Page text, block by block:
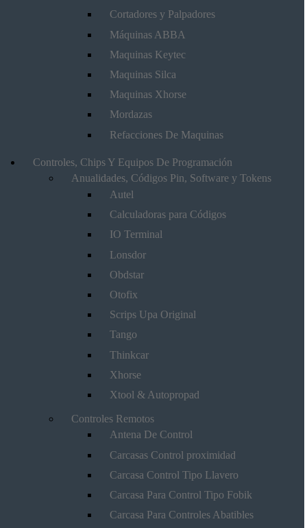
Cortadores y Palpadores
Máquinas ABBA
Maquinas Keytec
Maquinas Silca
Maquinas Xhorse
Mordazas
Refacciones De Maquinas
Controles, Chips Y Equipos De Programación
Anualidades, Códigos Pin, Software y Tokens
Autel
Calculadoras para Códigos
IO Terminal
Lonsdor
Obdstar
Otofix
Scrips Upa Original
Tango
Thinkcar
Xhorse
Xtool & Autopropad
Controles Remotos
Antena De Control
Carcasas Control proximidad
Carcasa Control Tipo Llavero
Carcasa Para Control Tipo Fobik
Carcasa Para Controles Abatibles